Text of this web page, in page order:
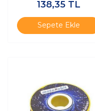
138,35 TL
Sepete Ekle